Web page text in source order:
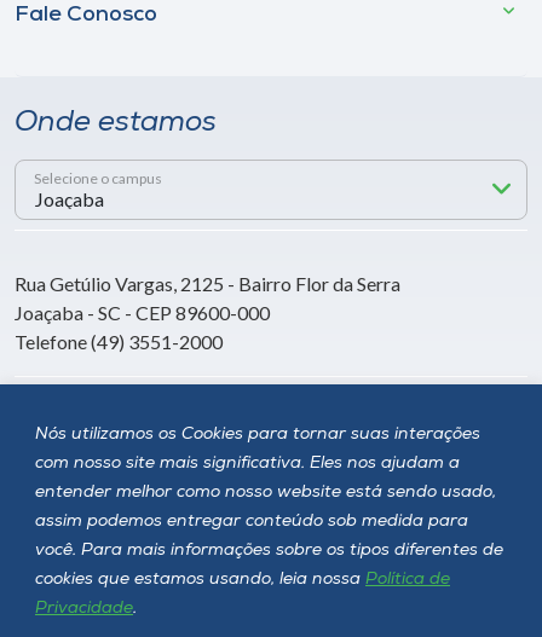
Nós utilizamos os Cookies para tornar suas interações
com nosso site mais significativa. Eles nos ajudam a
entender melhor como nosso website está sendo usado,
assim podemos entregar conteúdo sob medida para
você. Para mais informações sobre os tipos diferentes de
cookies que estamos usando, leia nossa Política de
Privacidade.
Fale Conosco
Onde estamos
Selecione o campus
Rua Getúlio Vargas, 2125 - Bairro Flor da Serra
Joaçaba - SC - CEP 89600-000
Telefone (49) 3551-2000
Siga a Unoesc